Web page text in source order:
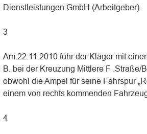
Dienstleistungen GmbH (Arbeitgeber).
3
Am 22.11.2010 fuhr der Kläger mit
B. bei der Kreuzung Mittlere F .Straße/
obwohl die Ampel für seine Fahrspur
einem von rechts kommenden
4